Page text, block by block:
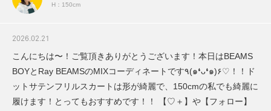
H：150cm
2026.02.21
こんにちは〜！ご覧頂きありがとうございます！本日はBEAMS
BOYとRay BEAMSのMIXコーディネートです٩(๑❛ᴗ❛๑)۶♡！！ド
ットサテンフリルスカートは形が綺麗で、150cmの私でも綺麗に
履けます！とってもおすすめです！！ 【♡＋】や【フォロー】